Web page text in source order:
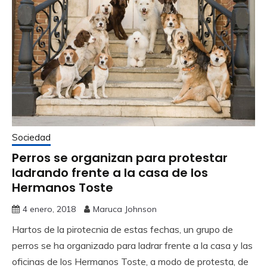
Sociedad
Perros se organizan para protestar
ladrando frente a la casa de los
Hermanos Toste
4 enero, 2018 Maruca Johnson
Hartos de la pirotecnia de estas fechas, un grupo de
perros se ha organizado para ladrar frente a la casa y las
oficinas de los Hermanos Toste, a modo de protesta, de